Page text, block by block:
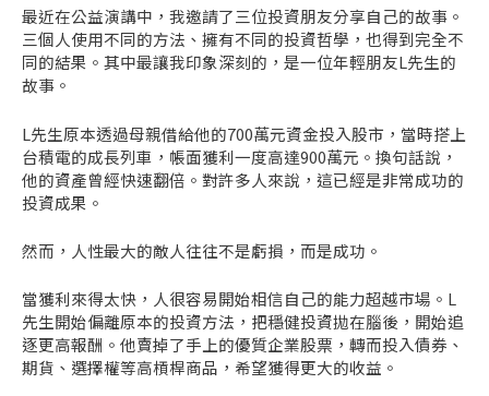
最近在公益演講中，我邀請了三位投資朋友分享自己的故事。
三個人使用不同的方法、擁有不同的投資哲學，也得到完全不
同的結果。其中最讓我印象深刻的，是一位年輕朋友L先生的
故事。
L先生原本透過母親借給他的700萬元資金投入股市，當時搭上
台積電的成長列車，帳面獲利一度高達900萬元。換句話說，
他的資產曾經快速翻倍。對許多人來說，這已經是非常成功的
投資成果。
然而，人性最大的敵人往往不是虧損，而是成功。
當獲利來得太快，人很容易開始相信自己的能力超越市場。L
先生開始偏離原本的投資方法，把穩健投資拋在腦後，開始追
逐更高報酬。他賣掉了手上的優質企業股票，轉而投入債券、
期貨、選擇權等高槓桿商品，希望獲得更大的收益。